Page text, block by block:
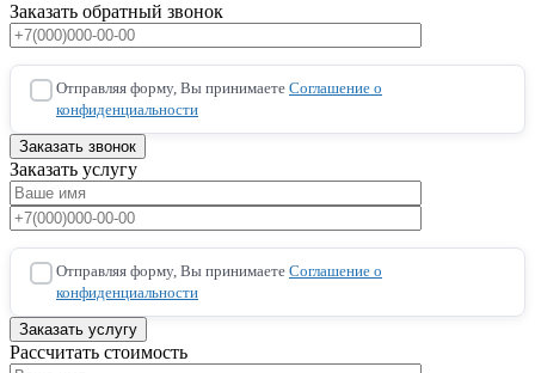
Заказать обратный звонок
Отправляя форму, Вы принимаете Соглашение о
конфиденциальности
Заказать услугу
Отправляя форму, Вы принимаете Соглашение о
конфиденциальности
Рассчитать стоимость